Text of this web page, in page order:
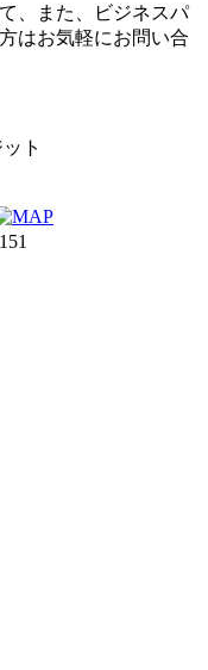
、また、ビジネスパ
はお気軽にお問い合